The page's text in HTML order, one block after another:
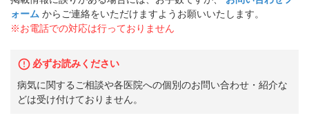
ォーム からご連絡をいただけますようお願いいたします。
※お電話での対応は行っておりません
必ずお読みください
病気に関するご相談や各医院への個別のお問い合わせ・紹介な
どは受け付けておりません。